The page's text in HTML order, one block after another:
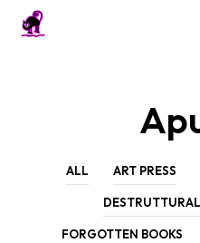
ALL ART PRESS
FORGOTTEN BOOKS